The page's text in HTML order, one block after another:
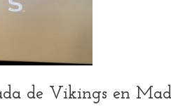
de Vikings en